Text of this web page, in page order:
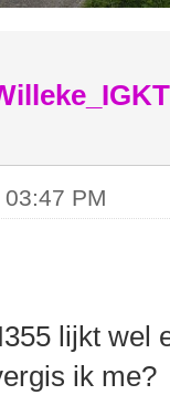
PM
lijkt wel
ik me?